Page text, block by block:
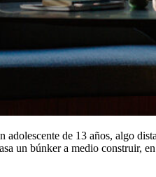
de 13 años, algo
un búnker a medio construir,